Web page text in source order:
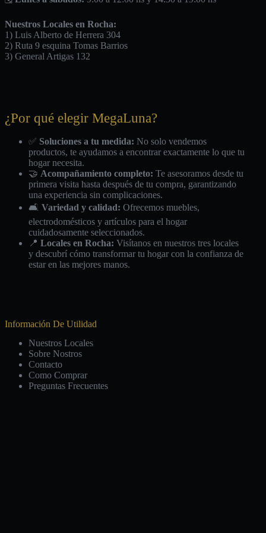
Nuestros Locales en Rocha:
1) Luis Alberto de Herrera 304
2) Ruta 9 esquina Tomas Barrios
3) General Artigas 132
¿Por qué elegir MegaLuna?
✅ Soluciones a tu medida: No solo vendemos
productos, te ayudamos a encontrar exactamente lo que tu
hogar necesita.
🤝 Acompañamiento completo: Te asesoramos desde tu
primera visita hasta después de tu compra, garantizando
una experiencia sin complicaciones.
🛋️ Variedad y calidad: Ofrecemos muebles,
electrodomésticos y artículos para el hogar
cuidadosamente seleccionados.
📍 Locales en Rocha: Visítanos en nuestros tres locales
y descubrí cómo transformar tu hogar con la confianza de
estar en las mejores manos.
Información De Utilidad
Nuestros Locales
Sobre Nostros
Contacto
Como Comprar
Preguntas Frecuentes